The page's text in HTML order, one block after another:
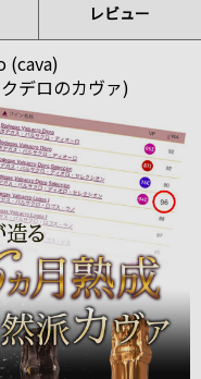
レビュー
(cava)
デロのカヴァ)